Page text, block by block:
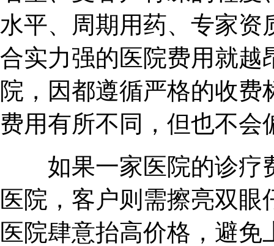
水平、周期用药、专家资
合实力强的医院费用就越
院，因都遵循严格的收
费用有所不同，但也不会
如果一家医院的诊疗
医院，客户则需擦亮双
医院肆意抬高价格，避